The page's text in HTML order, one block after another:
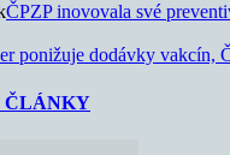
ČPZP inovovala své
ponižuje dodávky vakcín,
ČLÁNKY